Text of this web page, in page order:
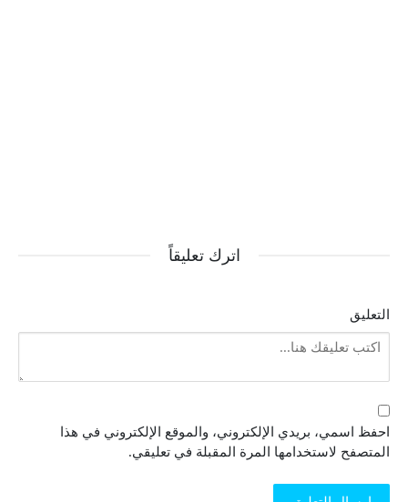
اترك تعليقاً
التعليق
احفظ اسمي، بريدي الإلكتروني، والموقع الإلكتروني في هذا
المتصفح لاستخدامها المرة المقبلة في تعليقي.